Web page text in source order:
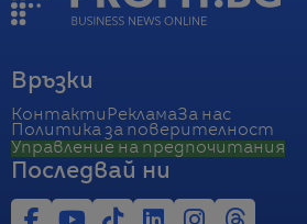
Връзки
Контакти РекламаЗа нас
Политика за поверителност
Управление на предпочитания
Последвай ни